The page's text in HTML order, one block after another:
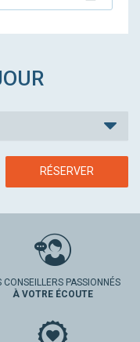
RÉSERVER
CONSEILLERS PASSIONNÉS
À VOTRE ÉCOUTE